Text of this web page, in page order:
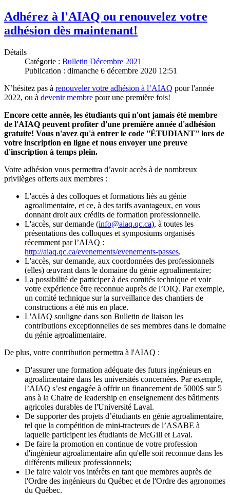
Adhérez à l'AIAQ ou renouvelez votre
adhésion dès maintenant!
Détails
Catégorie : Bulletin Décembre 2021
Publication : dimanche 6 décembre 2020 12:51
N’hésitez pas à renouveler votre adhésion à l’AIAQ pour l'année
2022, ou à devenir membre pour une première fois!
Encore cette année, les étudiants qui n'ont jamais été membre
de l'AIAQ peuvent profiter d'une première année d'adhésion
gratuite! Vous n'avez qu'à entrer le code ''ÉTUDIANT'' lors de
votre inscription en ligne et nous envoyer une preuve
d'inscription à temps plein.
Votre adhésion vous permettra d’avoir accès à de nombreux
privilèges offerts aux membres :
L'accès à des colloques et formations liés au génie
agroalimentaire, et ce, à des tarifs avantageux, en vous
donnant droit aux crédits de formation professionnelle.
L'accès, sur demande (info@aiaq.qc.ca), à toutes les
présentations des colloques et symposiums organisés
récemment par l’AIAQ :
http://aiaq.qc.ca/evenements/evenements-passes.
L'accès, sur demande, aux coordonnées des professionnels
(elles) œuvrant dans le domaine du génie agroalimentaire;
La possibilité de participer à des comités technique et voir
votre expérience être reconnue auprès de l’OIQ. Par exemple,
un comité technique sur la surveillance des chantiers de
constructions a été mis en place.
L'AIAQ souligne dans son Bulletin de liaison les
contributions exceptionnelles de ses membres dans le domaine
du génie agroalimentaire.
De plus, votre contribution permettra à l'AIAQ :
D'assurer une formation adéquate des futurs ingénieurs en
agroalimentaire dans les universités concernées. Par exemple,
l’AIAQ s’est engagée à offrir un financement de 5000$ sur 5
ans à la Chaire de leadership en enseignement des bâtiments
agricoles durables de l'Université Laval.
De supporter des projets d’étudiants en génie agroalimentaire,
tel que la compétition de mini-tracteurs de l’ASABE à
laquelle participent les étudiants de McGill et Laval.
De faire la promotion en continue de votre profession
d'ingénieur agroalimentaire afin qu'elle soit reconnue dans les
différents milieux professionnels;
De faire valoir vos intérêts en tant que membres auprès de
l'Ordre des ingénieurs du Québec et de l'Ordre des agronomes
du Québec.